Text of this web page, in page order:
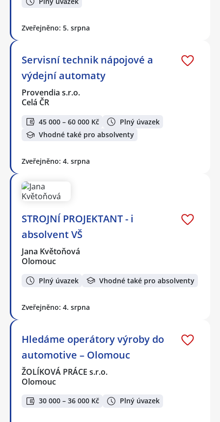
Zveřejněno: 5. srpna
Servisní technik nápojové a
výdejní automaty
Provendia s.r.o.
Celá ČR
45 000 – 60 000 Kč
Plný úvazek
Vhodné také pro absolventy
Zveřejněno: 4. srpna
STROJNÍ PROJEKTANT - i
absolvent VŠ
Jana Květoňová
Olomouc
Plný úvazek Vhodné také pro absolventy
Zveřejněno: 4. srpna
Hledáme operátory výroby do
automotive – Olomouc
ŽOLÍKOVÁ PRÁCE s.r.o.
Olomouc
30 000 – 36 000 Kč Plný úvazek